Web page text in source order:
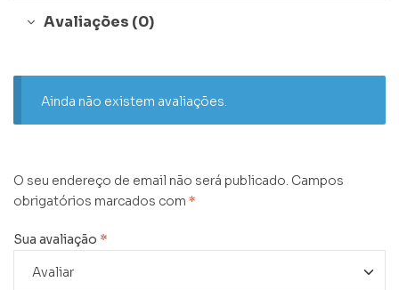
Avaliações (0)
Ainda não existem avaliações.
O seu endereço de email não será publicado. Campos
obrigatórios marcados com *
Sua avaliação *